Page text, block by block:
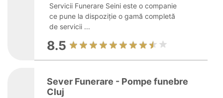
Servicii Funerare Seini este o companie
ce pune la dispoziție o gamă completă
de servicii ...
8.5
Sever Funerare - Pompe funebre
Cluj